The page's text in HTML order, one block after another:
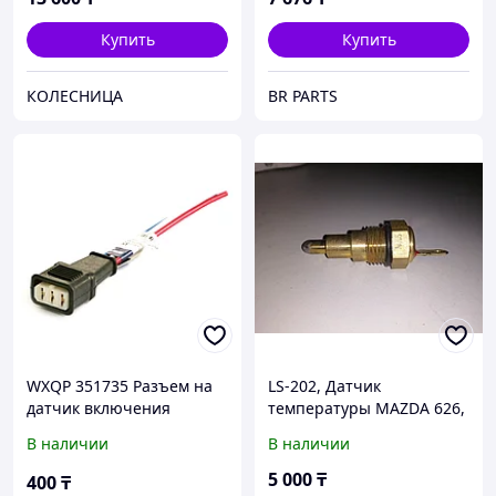
Купить
КОЛЕСНИЦА
Купить
BR PARTS
WXQP 351735 Разъем на
датчик включения
В наличии
400₸
LS-202, Датчик
температуры MAZDA 626,
В наличии
5 000₸